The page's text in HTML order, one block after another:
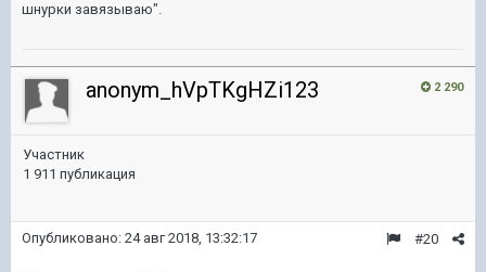
шнурки завязываю".
2 290
anonym_hVpTKgHZi123
Участник
1 911 публикация
#20
Опубликовано: 24 авг 2018, 13:32:17